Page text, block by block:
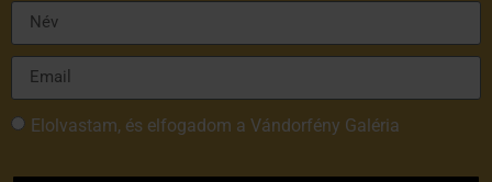
Elolvastam, és elfogadom a Vándorfény Galéria